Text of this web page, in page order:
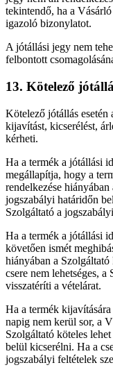
tekintendő, ha a
igazoló bizonylatot.
A jótállási jegy nem
felbontott
13. Kötelező
Kötelező jótállás
kijavítást, kicserélést,
kérheti.
Ha a termék a jótállási
megállapítja, hogy a
rendelkezése
jogszabályi határidőn
Szolgáltató a
Ha a termék a jótállási
követően ismét
hiányában a
csere nem lehetséges,
visszatéríti a vételárat.
Ha a termék
napig nem kerül sor, a
Szolgáltató köteles
belül kicserélni. Ha a
jogszabályi feltételek